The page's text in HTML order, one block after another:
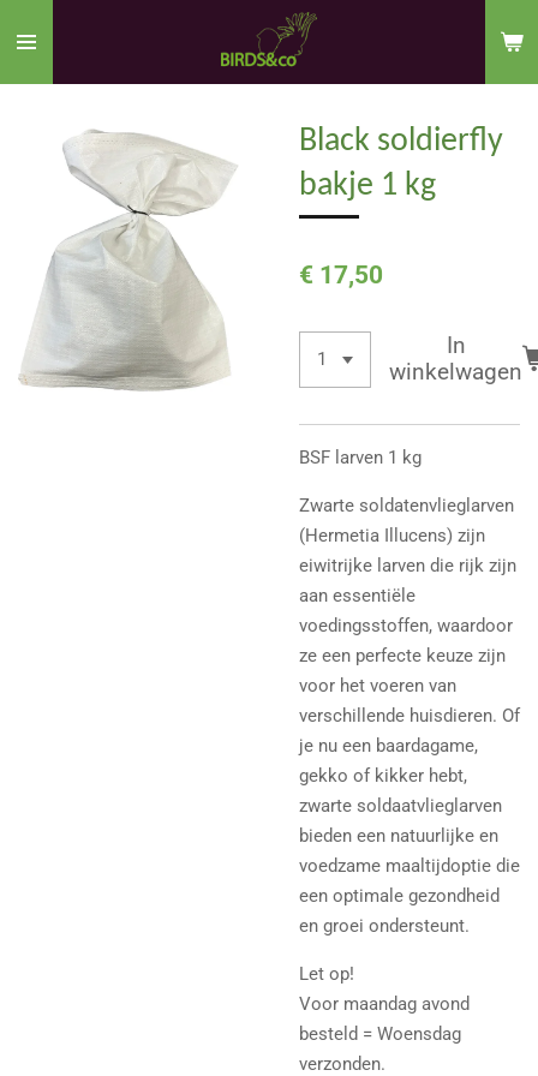
direct
naar
hoofdinhoud
Black soldierfly
bakje 1 kg
€ 17,50
In
winkelwagen
BSF larven 1 kg
Zwarte soldatenvlieglarven
(Hermetia Illucens) zijn
eiwitrijke larven die rijk zijn
aan essentiële
voedingsstoffen, waardoor
ze een perfecte keuze zijn
voor het voeren van
verschillende huisdieren. Of
je nu een baardagame,
gekko of kikker hebt,
zwarte soldaatvlieglarven
bieden een natuurlijke en
voedzame maaltijdoptie die
een optimale gezondheid
en groei ondersteunt.
Let op!
Voor maandag avond
besteld = Woensdag
verzonden.